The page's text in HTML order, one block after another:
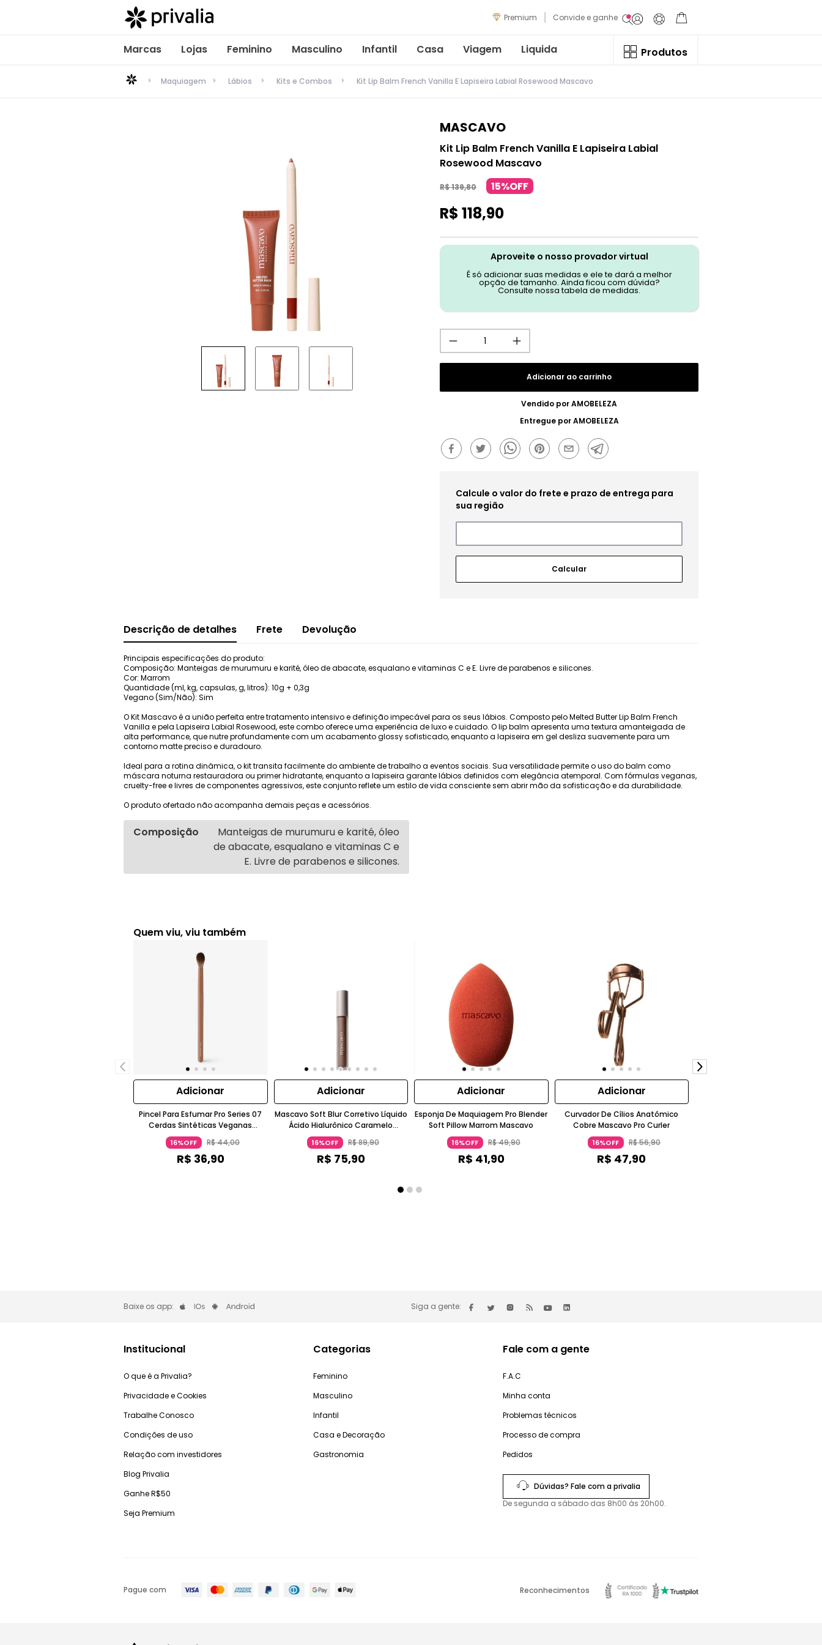
Premium Convide e ganhe
Marcas Lojas Feminino Masculino Infantil Casa Viagem Liquida Produtos
Maquiagem Lábios Kits e Combos Kit Lip Balm French Vanilla E Lapiseira Labial Rosewood Mascavo
MASCAVO
Kit Lip Balm French Vanilla E Lapiseira Labial
Rosewood Mascavo
R$139,80 15%OFF
R$ 118,90
Aproveite o nosso provador virtual
É só adicionar suas medidas e ele te dará a melhor
opção de tamanho. Ainda ficou com dúvida?
Consulte nossa tabela de medidas.
Adicionar ao carrinho
Vendido porAMOBELEZA
Entregue porAMOBELEZA
Descrição de detalhes Frete Devolução
Principais especificações do produto:
Composição: Manteigas de murumuru e karité, óleo de abacate, esqualano e vitaminas C e E. Livre de parabenos e silicones.
Cor: Marrom
Quantidade (ml, kg, capsulas, g, litros): 10g + 0,3g
Vegano (Sim/Não): Sim
O Kit Mascavo é a união perfeita entre tratamento intensivo e definição impecável para os seus lábios. Composto pelo Melted Butter Lip Balm French
Vanilla e pela Lapiseira Labial Rosewood, este combo oferece uma experiência de luxo e cuidado. O lip balm apresenta uma textura amanteigada de
alta performance, que nutre profundamente com um acabamento glossy sofisticado, enquanto a lapiseira em gel desliza suavemente para um
contorno matte preciso e duradouro.
Ideal para a rotina dinâmica, o kit transita facilmente do ambiente de trabalho a eventos sociais. Sua versatilidade permite o uso do balm como
máscara noturna restauradora ou primer hidratante, enquanto a lapiseira garante lábios definidos com elegância atemporal. Com fórmulas veganas,
cruelty-free e livres de componentes agressivos, este conjunto reflete um estilo de vida consciente sem abrir mão da sofisticação e da durabilidade.
O produto ofertado não acompanha demais peças e acessórios.
Composição
Manteigas de murumuru e karité, óleo
de abacate, esqualano e vitaminas C e
E. Livre de parabenos e silicones.
Quem viu, viu também
Adicionar
Pincel Para Esfumar Pro Series 07
Cerdas Sintéticas Veganas
Caramelo MASCAVO
16%OFF R$44,00
R$ 36,90
Adicionar
Mascavo Soft Blur Corretivo Líquido
Ácido Hialurônico Caramelo
MASCAVO
16%OFF R$89,90
R$ 75,90
Adicionar
Esponja De Maquiagem Pro Blender
Soft Pillow Marrom Mascavo
16%OFF R$49,90
R$ 41,90
Adicionar
Curvador De Cílios Anatômico
Cobre Mascavo Pro Curler
16%OFF R$56,90
R$ 47,90
Baixe os app: Siga a gente:
Institucional
O que é a Privalia?
Privacidade e Cookies
Trabalhe Conosco
Condições de uso
Relação com investidores
Blog Privalia
Ganhe R$50
Seja Premium
Categorias
Feminino
Masculino
Infantil
Casa e Decoração
Gastronomia
Fale com a gente
F.A.C
Minha conta
Problemas técnicos
Processo de compra
Pedidos
Dúvidas? Fale com a privalia
De segunda a sábado das 8h00 às 20h00.
Pague com Reconhecimentos